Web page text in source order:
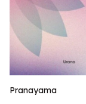
Pranayama